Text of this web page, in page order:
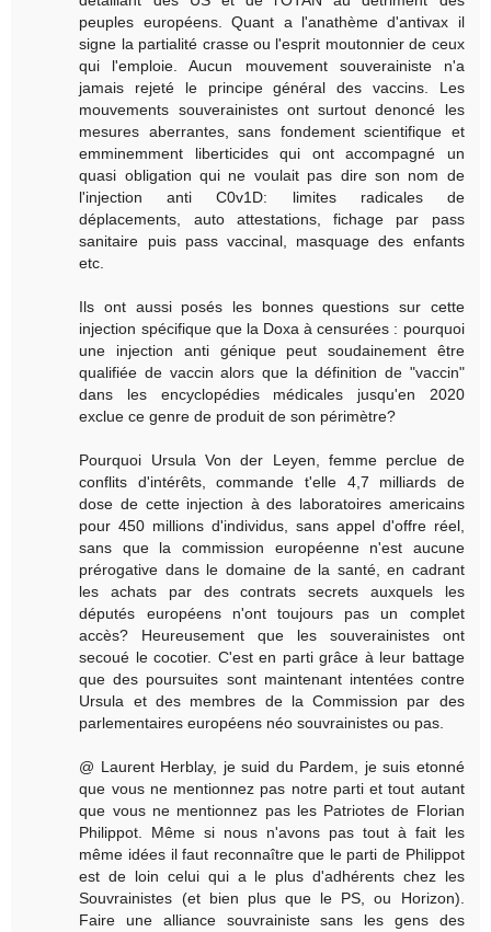
peuples européens. Quant a l'anathème d'antivax il
signe la partialité crasse ou l'esprit moutonnier de ceux
qui l'emploie. Aucun mouvement souverainiste n'a
jamais rejeté le principe général des vaccins. Les
mouvements souverainistes ont surtout denoncé les
mesures aberrantes, sans fondement scientifique et
emminemment liberticides qui ont accompagné un
quasi obligation qui ne voulait pas dire son nom de
l'injection anti C0v1D: limites radicales de
déplacements, auto attestations, fichage par pass
sanitaire puis pass vaccinal, masquage des enfants
etc.
Ils ont aussi posés les bonnes questions sur cette
injection spécifique que la Doxa à censurées : pourquoi
une injection anti génique peut soudainement être
qualifiée de vaccin alors que la définition de "vaccin"
dans les encyclopédies médicales jusqu'en 2020
exclue ce genre de produit de son périmètre?
Pourquoi Ursula Von der Leyen, femme perclue de
conflits d'intérêts, commande t'elle 4,7 milliards de
dose de cette injection à des laboratoires americains
pour 450 millions d'individus, sans appel d'offre réel,
sans que la commission européenne n'est aucune
prérogative dans le domaine de la santé, en cadrant
les achats par des contrats secrets auxquels les
députés européens n'ont toujours pas un complet
accès? Heureusement que les souverainistes ont
secoué le cocotier. C'est en parti grâce à leur battage
que des poursuites sont maintenant intentées contre
Ursula et des membres de la Commission par des
parlementaires européens néo souvrainistes ou pas.
@ Laurent Herblay, je suid du Pardem, je suis etonné
que vous ne mentionnez pas notre parti et tout autant
que vous ne mentionnez pas les Patriotes de Florian
Philippot. Même si nous n'avons pas tout à fait les
même idées il faut reconnaître que le parti de Philippot
est de loin celui qui a le plus d'adhérents chez les
Souvrainistes (et bien plus que le PS, ou Horizon).
Faire une alliance souvrainiste sans les gens des